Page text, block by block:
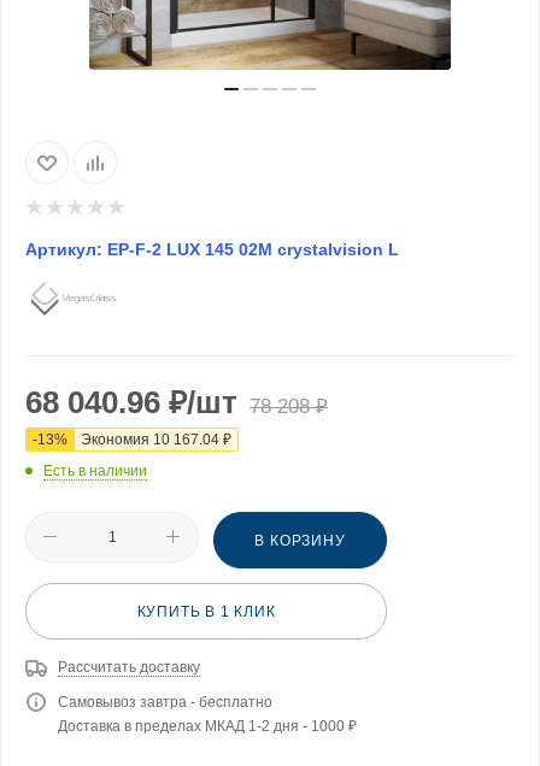
Артикул: EP-F-2 LUX 145 02М crystalvision L
68 040.96 ₽/шт 78 208₽
-13% Экономия 10 167.04 ₽
Есть в наличии
В КОРЗИНУ
КУПИТЬ В 1 КЛИК
Рассчитать доставку
Самовывоз завтра - бесплатно
Доставка в пределах МКАД 1-2 дня - 1000 ₽